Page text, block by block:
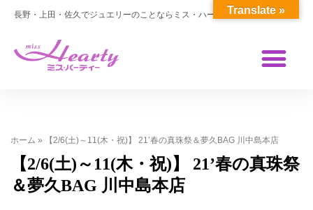
長野・上田・佐久でジュエリーのことならミス・ハーティー
ホーム » 【2/6(土)～11(木・祝)】 21’春の真珠祭＆夢久BAG 川中島本店
【2/6(土)～11(木・祝)】 21’春の真珠祭
＆夢久BAG 川中島本店
Translate »